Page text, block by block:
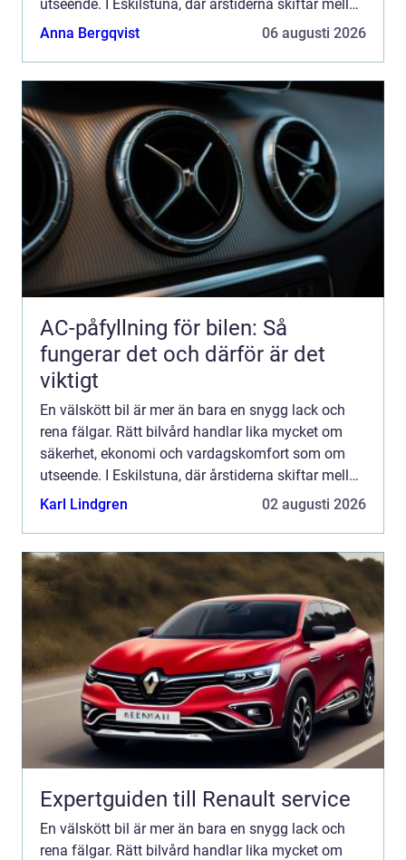
utseende. I Eskilstuna, där årstiderna skiftar mellan
vägsalt, slask och dammiga somrar, behöver bilen
Anna Bergqvist 06 augusti 2026
AC-påfyllning för bilen: Så
fungerar det och därför är det
viktigt
En välskött bil är mer än bara en snygg lack och
rena fälgar. Rätt bilvård handlar lika mycket om
säkerhet, ekonomi och vardagskomfort som om
utseende. I Eskilstuna, där årstiderna skiftar mellan
vägsalt, slask och dammiga somrar, behöver bilen
Karl Lindgren 02 augusti 2026
Expertguiden till Renault service
En välskött bil är mer än bara en snygg lack och
rena fälgar. Rätt bilvård handlar lika mycket om